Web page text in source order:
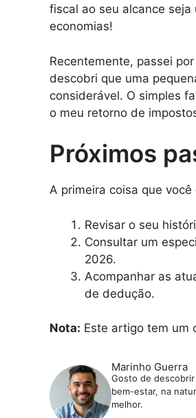
fiscal ao seu alcance
economias!
Recentemente, passei
descobri que uma
considerável. O simples
o meu retorno de
Próximos
A primeira coisa que
Revisar o seu
Consultar um
2026.
Acompanhar as
de dedução.
Nota: Este artigo tem um
Marinho Guerra
Gosto de
bem-estar, na
melhor.